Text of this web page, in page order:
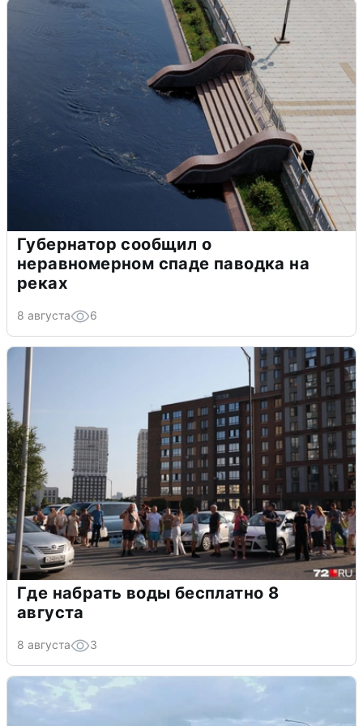
Губернатор сообщил о
неравномерном спаде паводка на
реках
8 августа 6
Где набрать воды бесплатно 8
августа
8 августа 3